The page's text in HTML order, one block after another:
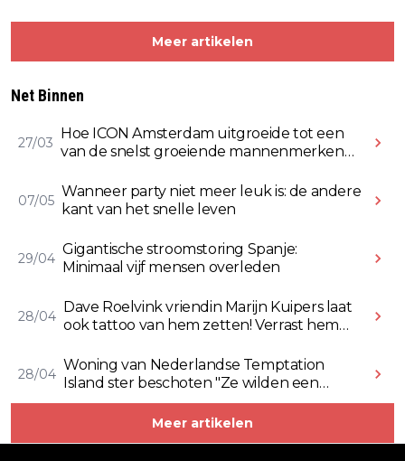
Meer artikelen
Net Binnen
27/03
Hoe ICON Amsterdam uitgroeide tot een
van de snelst groeiende mannenmerken
07/05
Wanneer party niet meer leuk is: de andere
kant van het snelle leven
29/04
Gigantische stroomstoring Spanje:
Minimaal vijf mensen overleden
28/04
Dave Roelvink vriendin Marijn Kuipers laat
ook tattoo van hem zetten! Verrast hem
28/04
Woning van Nederlandse Temptation
Island ster beschoten "Ze wilden een
Rolex stelen" (Video)
Meer artikelen